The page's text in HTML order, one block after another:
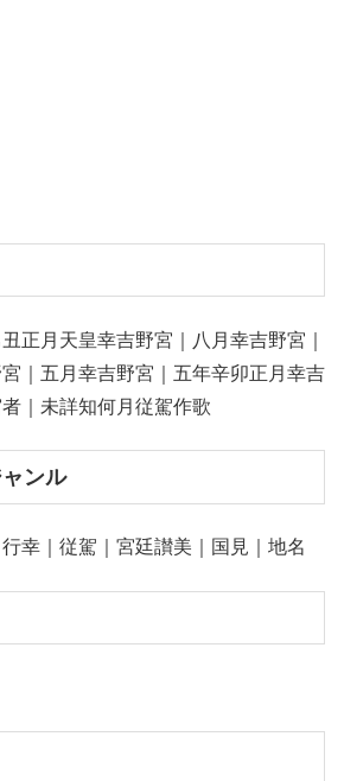
正月天皇幸吉野宮｜八月幸吉野宮｜
｜五月幸吉野宮｜五年辛卯正月幸吉
｜未詳知何月従駕作歌
ンル
幸｜従駕｜宮廷讃美｜国見｜地名